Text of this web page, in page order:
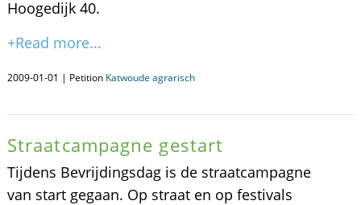
Hoogedijk 40.
+Read more...
2009-01-01 | Petition Katwoude agrarisch
Straatcampagne gestart
Tijdens Bevrijdingsdag is de straatcampagne
van start gegaan. Op straat en op festivals